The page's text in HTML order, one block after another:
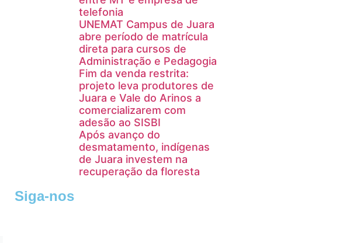
telefonia
UNEMAT Campus de Juara
abre período de matrícula
direta para cursos de
Administração e Pedagogia
Fim da venda restrita:
projeto leva produtores de
Juara e Vale do Arinos a
comercializarem com
adesão ao SISBI
Após avanço do
desmatamento, indígenas
de Juara investem na
recuperação da floresta
Siga-nos